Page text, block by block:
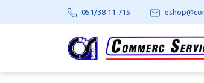
051/38 11 715